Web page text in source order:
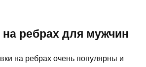
на ребрах для мужчин
на ребрах очень популярны и